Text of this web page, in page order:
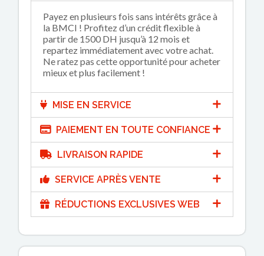
Payez en plusieurs fois sans intérêts grâce à
la BMCI ! Profitez d’un crédit flexible à
partir de 1500 DH jusqu’à 12 mois et
repartez immédiatement avec votre achat.
Ne ratez pas cette opportunité pour acheter
mieux et plus facilement !
MISE EN SERVICE
PAIEMENT EN TOUTE CONFIANCE
LIVRAISON RAPIDE
SERVICE APRÈS VENTE
RÉDUCTIONS EXCLUSIVES WEB